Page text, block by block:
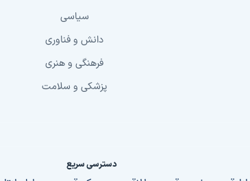
سیاسی
دانش و فناوری
فرهنگی و هنری
پزشکی و سلامت
دسترسی سریع